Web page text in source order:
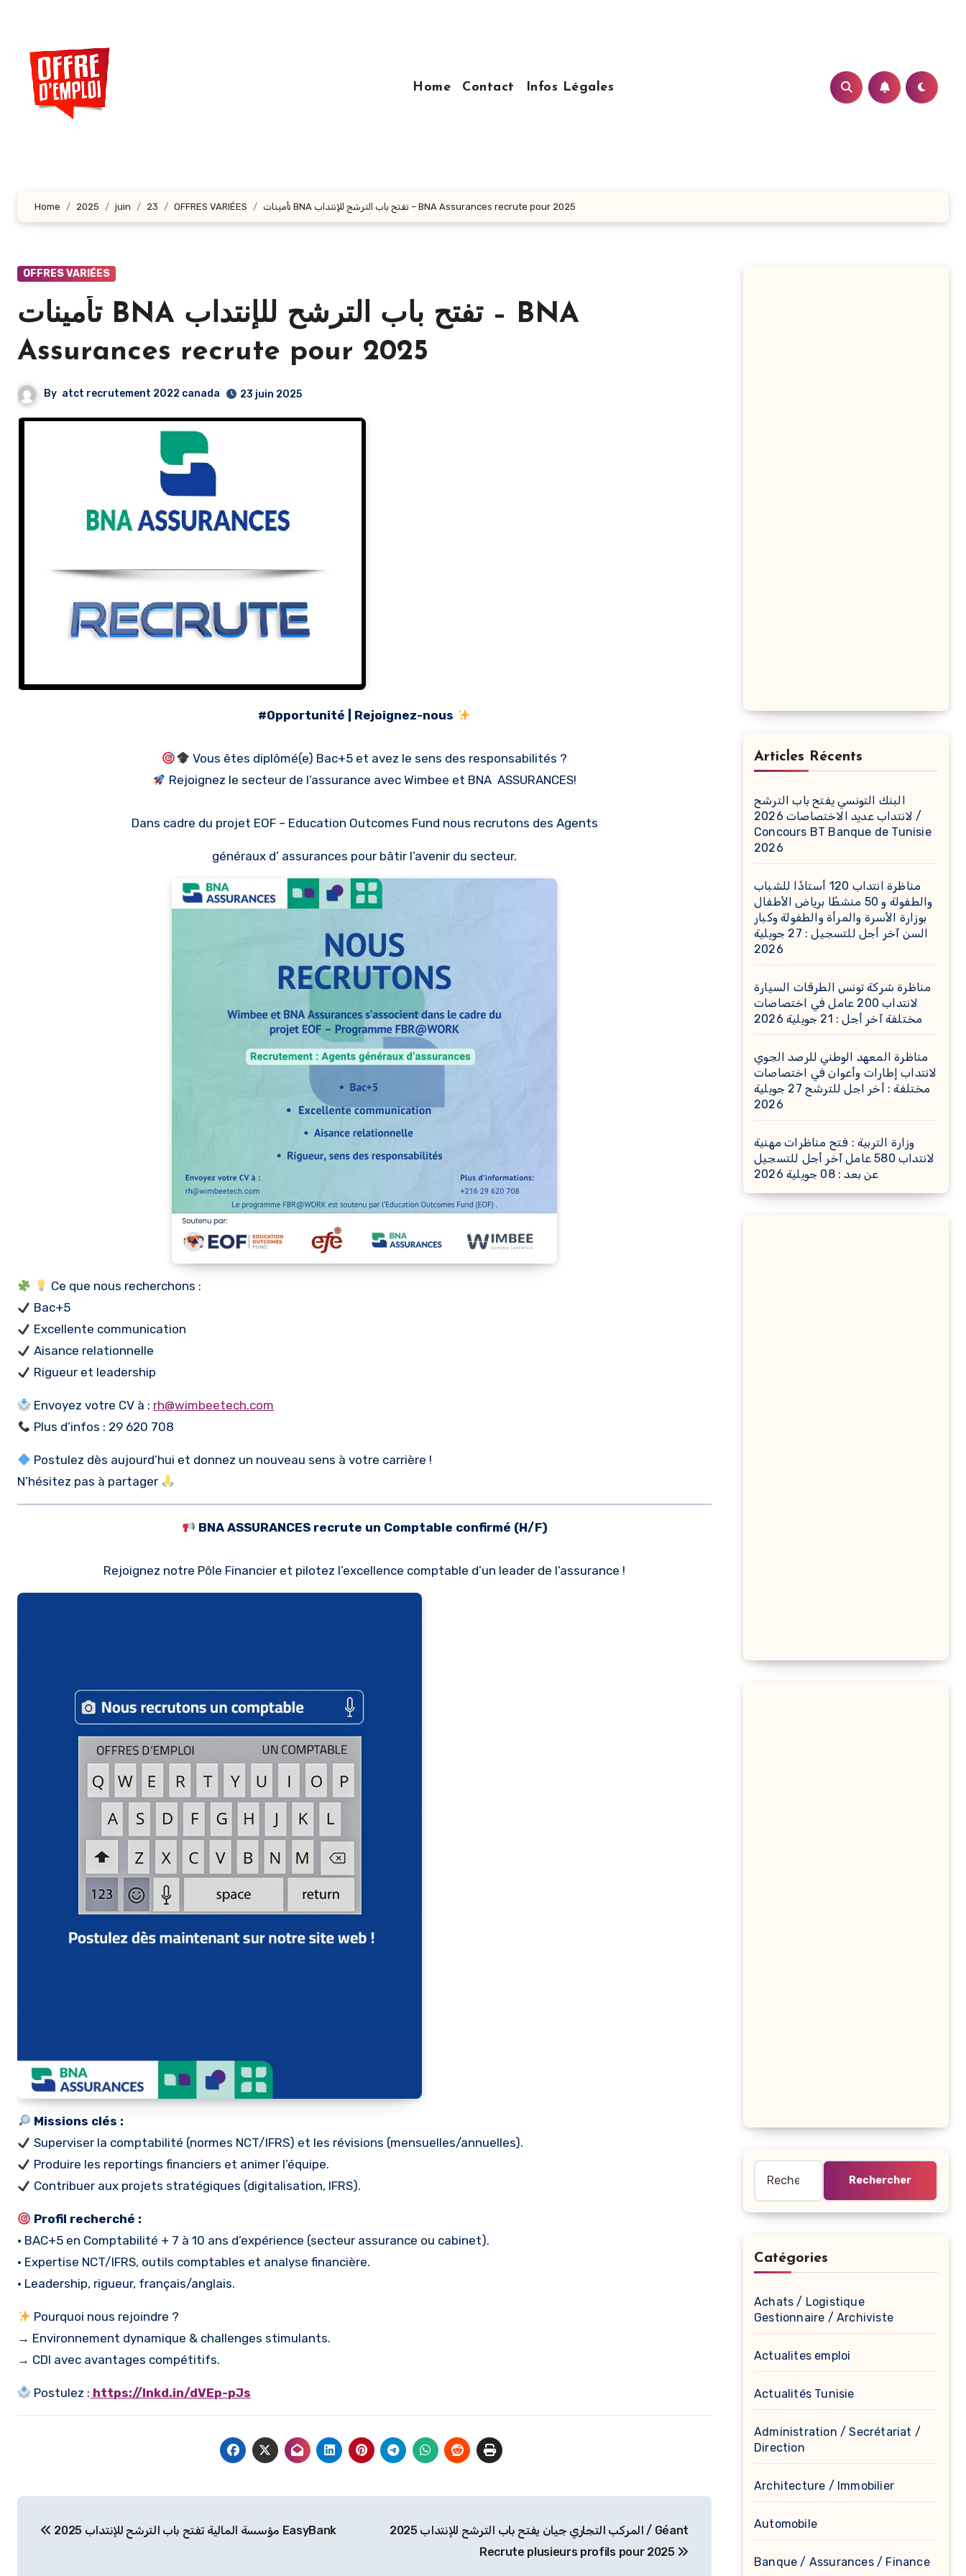
contenu
principal
Home
Contact Infos Légales
Home 2025 juin 23 OFFRES VARIÉES تأمينات BNA تفتح باب الترشح للإنتداب – BNA Assurances recrute pour 2025
OFFRES VARIÉES
تأمينات BNA تفتح باب الترشح للإنتداب – BNA
Assurances recrute pour 2025
By atct recrutement 2022 canada 23 juin 2025
#Opportunité | Rejoignez-nous
Vous êtes diplômé(e) Bac+5 et avez le sens des responsabilités ?
Rejoignez le secteur de l’assurance avec Wimbee et BNAASSURANCES!
Dans cadre du projet EOF – Education Outcomes Fund nous recrutons des Agents
généraux d’ assurances pour bâtir l’avenir du secteur.
Ce que nous recherchons :
Bac+5
Excellente communication
Aisance relationnelle
Rigueur et leadership
Envoyez votre CV à : rh@wimbeetech.com
Plus d’infos : 29 620 708
Postulez dès aujourd’hui et donnez un nouveau sens à votre carrière !
N’hésitez pas à partager
BNA ASSURANCES recrute un Comptable confirmé (H/F)
Rejoignez notre Pôle Financier et pilotez l’excellence comptable d’un leader de l’assurance !
Missions clés :
Superviser la comptabilité (normes NCT/IFRS) et les révisions (mensuelles/annuelles).
Produire les reportings financiers et animer l’équipe.
Contribuer aux projets stratégiques (digitalisation, IFRS).
Profil recherché :
• BAC+5 en Comptabilité + 7 à 10 ans d’expérience (secteur assurance ou cabinet).
• Expertise NCT/IFRS, outils comptables et analyse financière.
• Leadership, rigueur, français/anglais.
Pourquoi nous rejoindre ?
→ Environnement dynamique & challenges stimulants.
→ CDI avec avantages compétitifs.
Postulez : https://lnkd.in/dVEp-pJs
de
2025 مؤسسة المالية تفتح باب الترشح للإنتداب EasyBank
المركب التجاري جيان يفتح باب الترشح للإنتداب 2025 / Géant
Recrute plusieurs profils pour 2025
Articles Récents
البنك التونسي يفتح باب الترشح
لانتداب عديد الاختصاصات 2026 /
Concours BT Banque de Tunisie
2026
مناظرة انتداب 120 أستاذًا للشباب
والطفولة و 50 منشطًا برياض الأطفال
بوزارة الأسرة والمرأة والطفولة وكبار
السن آخر أجل للتسجيل : 27 جويلية
2026
مناظرة شركة تونس الطرقات السيارة
لانتداب 200 عامل في اختصاصات
مختلفة آخر أجل : 21 جويلية 2026
مناظرة المعهد الوطني للرصد الجوي
لانتداب إطارات وأعوان في اختصاصات
مختلفة : أخر اجل للترشح 27 جويلية
2026
وزارة التربية : فتح مناظرات مهنية
لانتداب 580 عامل آخر أجل للتسجيل
عن بعد : 08 جويلية 2026
Catégories
Achats / Logistique
Gestionnaire / Archiviste
Actualites emploi
Actualités Tunisie
Administration / Secrétariat /
Direction
Architecture / Immobilier
Automobile
Banque / Assurances / Finance